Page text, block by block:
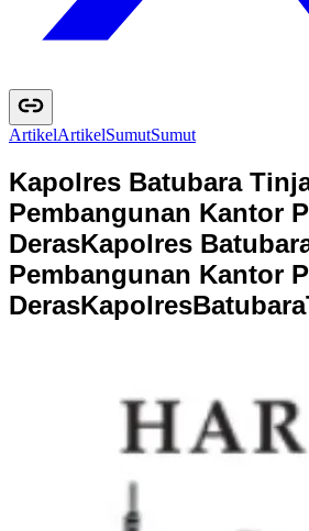
ArtikelArtikelSumutSumut
Kapolres Batubara
Pembangunan Kantor
DerasKapolres
Pembangunan Kantor
DerasKapolresBatubara